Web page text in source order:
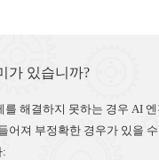
가 있습니까?
를 해결하지 못하는 경우 AI
어져 부정확한 경우가 있을
: